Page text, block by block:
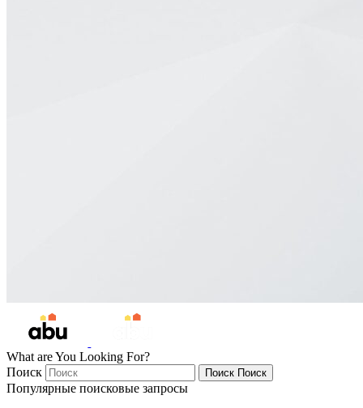
What are You Looking For?
Поиск
Поиск Поиск
Популярные поисковые запросы